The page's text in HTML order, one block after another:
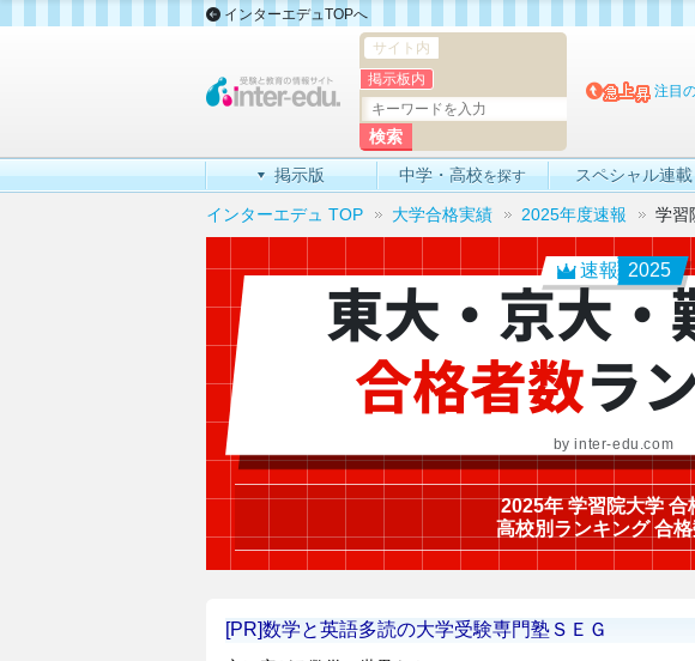
インターエデュTOPへ
サイト内
掲示板内
注目
掲示版 中学・高校を探す スペシャル連載
インターエデュ TOP 大学合格実績 2025年度速報 学習
速報 2025
東大・京大・
合格者数ラ
by inter-edu.com
2025年 学習院大学 合
高校別ランキング 合